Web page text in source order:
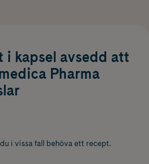
kapsel avsedd att
Pharma
i vissa fall behöva ett recept.